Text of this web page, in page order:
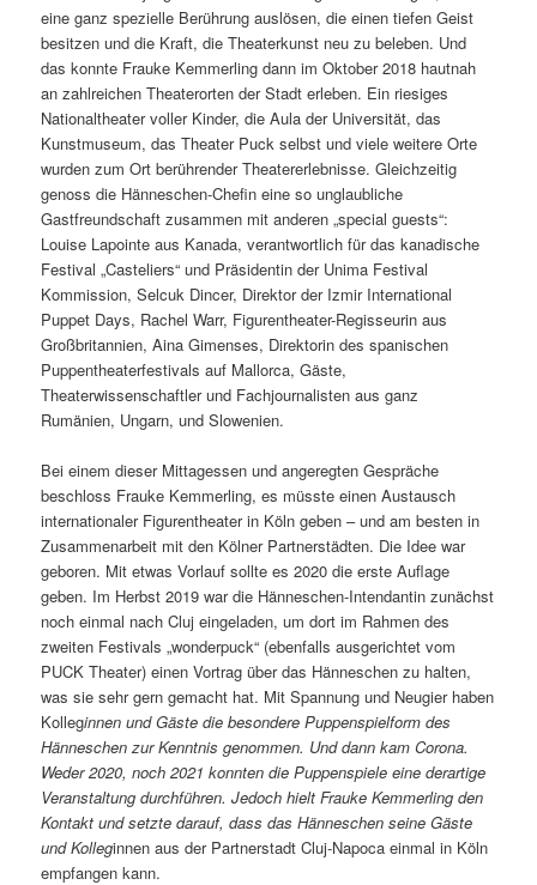
eine ganz spezielle Berührung auslösen, die einen tiefen Geist
besitzen und die Kraft, die Theaterkunst neu zu beleben. Und
das konnte Frauke Kemmerling dann im Oktober 2018 hautnah
an zahlreichen Theaterorten der Stadt erleben. Ein riesiges
Nationaltheater voller Kinder, die Aula der Universität, das
Kunstmuseum, das Theater Puck selbst und viele weitere Orte
wurden zum Ort berührender Theatererlebnisse. Gleichzeitig
genoss die Hänneschen-Chefin eine so unglaubliche
Gastfreundschaft zusammen mit anderen „special guests“:
Louise Lapointe aus Kanada, verantwortlich für das kanadische
Festival „Casteliers“ und Präsidentin der Unima Festival
Kommission, Selcuk Dincer, Direktor der Izmir International
Puppet Days, Rachel Warr, Figurentheater-Regisseurin aus
Großbritannien, Aina Gimenses, Direktorin des spanischen
Puppentheaterfestivals auf Mallorca, Gäste,
Theaterwissenschaftler und Fachjournalisten aus ganz
Rumänien, Ungarn, und Slowenien.
Bei einem dieser Mittagessen und angeregten Gespräche
beschloss Frauke Kemmerling, es müsste einen Austausch
internationaler Figurentheater in Köln geben – und am besten in
Zusammenarbeit mit den Kölner Partnerstädten. Die Idee war
geboren. Mit etwas Vorlauf sollte es 2020 die erste Auflage
geben. Im Herbst 2019 war die Hänneschen-Intendantin zunächst
noch einmal nach Cluj eingeladen, um dort im Rahmen des
zweiten Festivals „wonderpuck“ (ebenfalls ausgerichtet vom
PUCK Theater) einen Vortrag über das Hänneschen zu halten,
was sie sehr gern gemacht hat. Mit Spannung und Neugier haben
Kolleginnen und Gäste die besondere Puppenspielform des
Hänneschen zur Kenntnis genommen. Und dann kam Corona.
Weder 2020, noch 2021 konnten die Puppenspiele eine derartige
Veranstaltung durchführen. Jedoch hielt Frauke Kemmerling den
Kontakt und setzte darauf, dass das Hänneschen seine Gäste
und Kolleginnen aus der Partnerstadt Cluj-Napoca einmal in Köln
empfangen kann.